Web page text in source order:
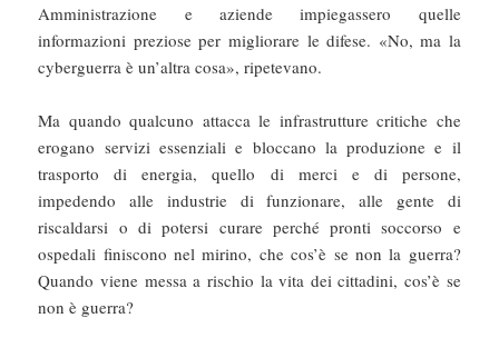
Amministrazione e aziende impiegassero quelle
informazioni preziose per migliorare le difese. «No, ma la
cyberguerra è un’altra cosa», ripetevano.
Ma quando qualcuno attacca le infrastrutture critiche che
erogano servizi essenziali e bloccano la produzione e il
trasporto di energia, quello di merci e di persone,
impedendo alle industrie di funzionare, alle gente di
riscaldarsi o di potersi curare perché pronti soccorso e
ospedali finiscono nel mirino, che cos’è se non la guerra?
Quando viene messa a rischio la vita dei cittadini, cos’è se
non è guerra?